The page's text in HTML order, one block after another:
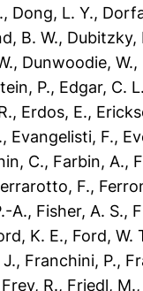
, Dong, L. Y.,
B. W., Dubitzky,
, Dunwoodie, W.,
P., Edgar, C.
, Erdos, E.,
, Evangelisti, F.,
C., Farbin, A.,
F.,
A., Fisher, A. S.,
K. E., Ford, W.
, Franchini, P.,
Frey, R., Friedl, M.